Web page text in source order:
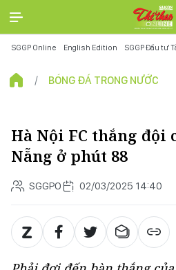
SGGP Online English Edition SGGP Đầu tư
BÓNG ĐÁ TRONG NƯỚC
Hà Nội FC thắng đội
Nẵng ở phút 88
SGGPO 02/03/2025 14:40